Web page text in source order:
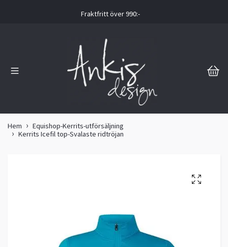
Fraktfritt över 990:-
Hem
Equishop-Kerrits-utförsäljning
Kerrits Icefil top-Svalaste ridtröjan